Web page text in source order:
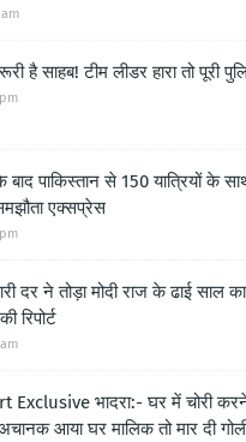
है साहब! टीम लीडर हारा तो पूरी
बाद पाकिस्तान से 150 यात्रियों के
एक्सप्रेस
दर ने तोड़ा मोदी राज के ढाई साल
रिपोर्ट
Exclusive भादरा:- घर में चोरी
आया घर मालिक तो मार दी